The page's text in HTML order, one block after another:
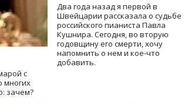
с
многих
зачем?
Два года назад я первой в
Швейцарии рассказала о судьбе
российского пианиста Павла
Кушнира. Сегодня, во вторую
годовщину его смерти, хочу
напомнить о нем и кое-что
добавить.